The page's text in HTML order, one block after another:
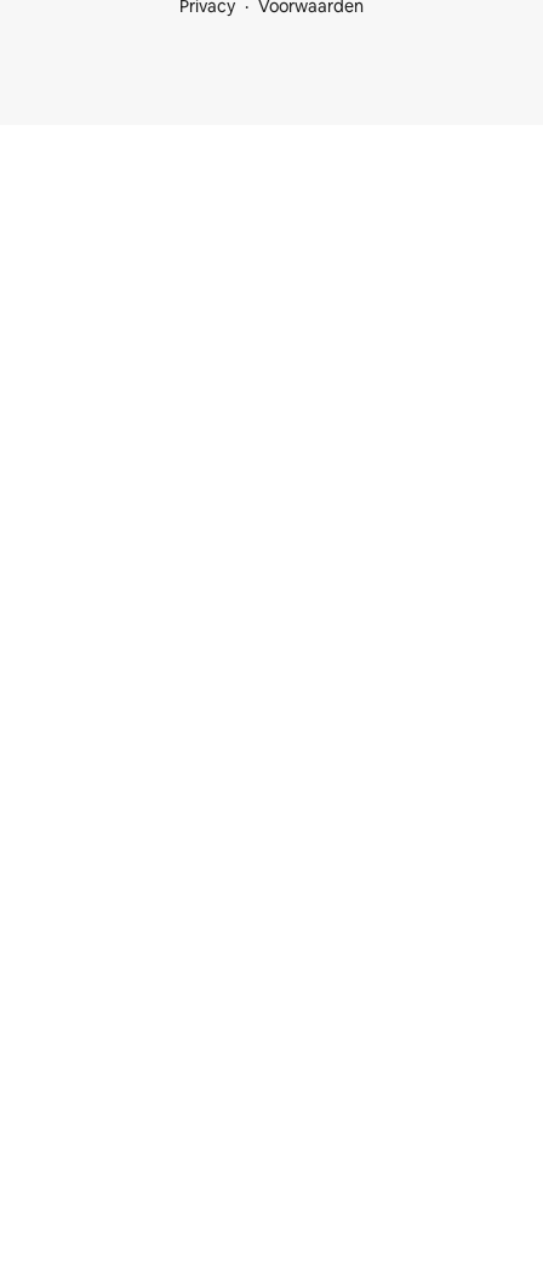
Privacy Voorwaarden